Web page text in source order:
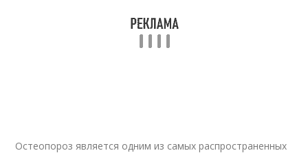
Остеопороз является одним из самых распространенных